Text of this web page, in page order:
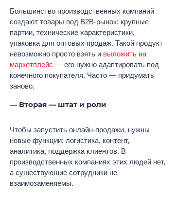
Большинство производственных компаний
создают товары под B2B-рынок: крупные
партии, технические характеристики,
упаковка для оптовых продаж. Такой продукт
невозможно просто взять и выложить на
маркетплейс — его нужно адаптировать под
конечного покупателя. Часто — придумать
заново.
Вторая — штат и роли
Чтобы запустить онлайн-продажи, нужны
новые функции: логистика, контент,
аналитика, поддержка клиентов. В
производственных компаниях этих людей нет,
а существующие сотрудники не
взаимозаменяемы.